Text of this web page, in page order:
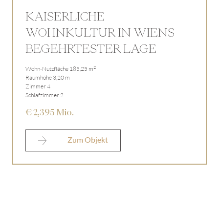
KAISERLICHE
WOHNKULTUR IN WIENS
BEGEHRTESTER LAGE
Wohn-Nutzfläche 185,25 m2
Raumhöhe 3,20 m
Zimmer 4
Schlafzimmer 2
€ 2,395 Mio.
Zum Objekt